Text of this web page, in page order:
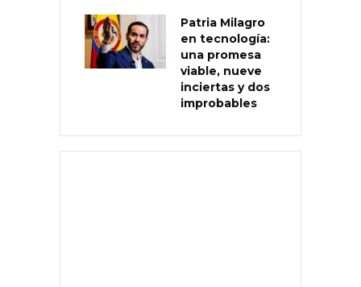
Patria Milagro
en tecnología:
una promesa
viable, nueve
inciertas y dos
improbables